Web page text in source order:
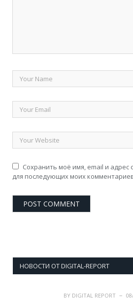
Сохранить моё имя, email и адрес
для последующих моих
НОВОСТИ ОТ DIGITAL-REPORT
BY DIGITAL REPORT